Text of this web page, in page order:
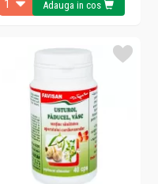
Adauga in cos